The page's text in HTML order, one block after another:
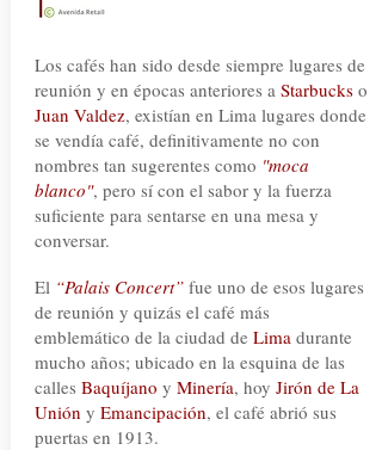
Los cafés han sido desde siempre lugares de
reunión y en épocas anteriores a Starbuckso
Juan Valdez, existían en Lima lugares donde
se vendía café, definitivamente no con
nombres tan sugerentes como "moca
blanco", pero sí con el sabor y la fuerza
suficiente para sentarse en una mesa y
conversar.
El “Palais Concert”fue uno de esos lugares
de reunión y quizás el café más
emblemático de la ciudad de Limadurante
mucho años; ubicado en la esquina de las
calles Baquíjano y Minería, hoy Jirón de La
Unión y Emancipación, el café abrió sus
puertas en 1913.